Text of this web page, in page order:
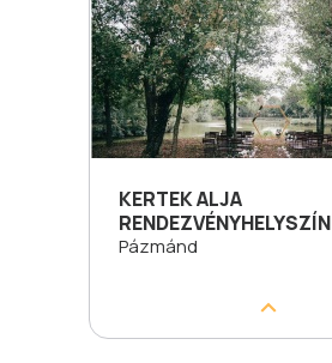
KERTEK ALJA
RENDEZVÉNYHELYSZÍN
Pázmánd